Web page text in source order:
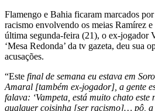
Flamengo e Bahia ficaram marcados
racismo envolvendo os meias Ramírez
última segunda-feira (21), o ex-jogador
‘Mesa Redonda’ da tv gazeta, deu sua
acusações.
“Este final de semana eu estava em
Amaral [também ex-jogador], a gente
falava: ‘Vampeta, está muito chato este
qualquer coisinha [ser racismo]… pô, a